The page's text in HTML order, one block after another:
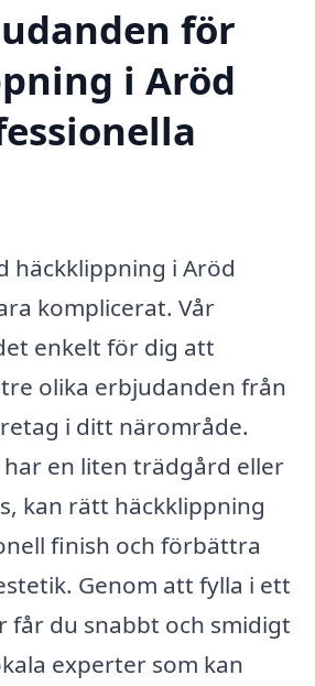
för
i Aröd
häckklippning i Aröd
komplicerat. Vår
enkelt för dig att
olika erbjudanden från
i ditt närområde.
en liten trädgård eller
kan rätt häckklippning
finish och förbättra
Genom att fylla i ett
får du snabbt och smidigt
experter som kan